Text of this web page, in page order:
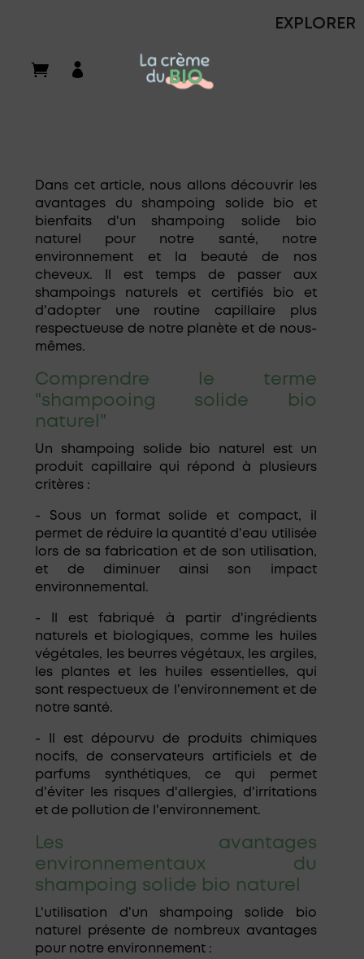
EXPLORER

Dans cet article, nous allons découvrir les
avantages du shampoing solide bio et
bienfaits d'un shampoing solide bio
naturel pour notre santé, notre
environnement et la beauté de nos
cheveux. Il est temps de passer aux
shampoings naturels et certifiés bio et
d'adopter une routine capillaire plus
respectueuse de notre planète et de nous-
mêmes.
Comprendre le terme
"shampooing solide bio
naturel"
Un shampoing solide bio naturel est un
produit capillaire qui répond à plusieurs
critères :
- Sous un format solide et compact, il
permet de réduire la quantité d'eau utilisée
lors de sa fabrication et de son utilisation,
et de diminuer ainsi son impact
environnemental.
- Il est fabriqué à partir d'ingrédients
naturels et biologiques, comme les huiles
végétales, les beurres végétaux, les argiles,
les plantes et les huiles essentielles, qui
sont respectueux de l'environnement et de
notre santé.
- Il est dépourvu de produits chimiques
nocifs, de conservateurs artificiels et de
parfums synthétiques, ce qui permet
d'éviter les risques d'allergies, d'irritations
et de pollution de l'environnement.
Les avantages
environnementaux du
shampoing solide bio naturel
L'utilisation d'un shampoing solide bio
naturel présente de nombreux avantages
pour notre environnement :